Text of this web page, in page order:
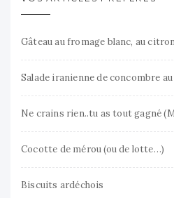
Gâteau au fromage blanc, au
Salade iranienne de concombre
Ne crains rien..tu as tout gagné
Cocotte de mérou (ou de lotte…)
Biscuits ardéchois